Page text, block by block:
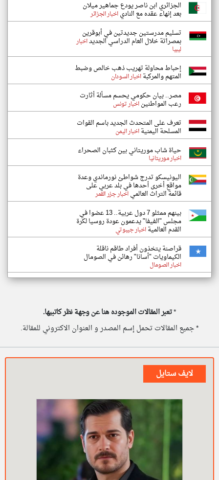
الجزائري ابن ناصر يودع جماهير ميلان
بعد إنهاء عقده مع النادياخبار الجزائر
تسليم مدرستين جديدتين في أبوقرين
بمصراتة خلال العام الدراسي الجديداخبار
ليبيا
إحباط محاولة تهريب ذهب خالص وضبط
المتهم والمركبةاخبار السودان
مصر.. بيان حكومي يحسم مسألة أثارت
رعب المواطنيناخبار تونس
تعرف على المتحدث الجديد باسم القوات
المسلحة اليمنيةاخبار اليمن
حياة شاب موريتاني بين كثبان الصحراء
اخبار موريتانيا
اليونيسكو تدرج شواطئ نورماندي وعدة
مواقع أخرى أحدها في بلد عربي على
قائمة التراث العالمياخبار جزر القمر
بينهم ممثلو 7 دول عربية.. 13 عضوا في
مجلس "الفيفا" يدعمون عودة روسيا لكرة
القدم العالميةاخبار جيبوتي
قراصنة يتخذون أفراد طاقم ناقلة
الكيماويات "أسانا" رهائن في الصومال
اخبار الصومال
*تعبر المقالات الموجوده هنا عن وجهة نظر كاتبيها.
* جميع المقالات تحمل إسم المصدر و العنوان الاكتروني للمقالة.
لايف ستايل